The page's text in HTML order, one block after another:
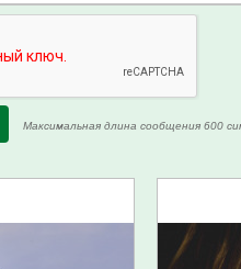
Максимальная длина сообщения 600